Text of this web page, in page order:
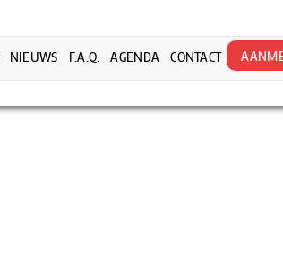
NIEUWS F.A.Q. AGENDA CONTACT